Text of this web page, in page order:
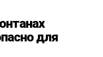
для